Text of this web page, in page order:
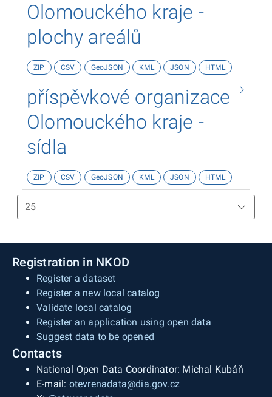
Olomouckého kraje -
plochy areálů
ZIP CSV GeoJSON KML JSON HTML
příspěvkové organizace
Olomouckého kraje -
sídla
ZIP CSV GeoJSON KML JSON HTML
Registration in NKOD
Register a dataset
Register a new local catalog
Validate local catalog
Register an application using open data
Suggest data to be opened
Contacts
National Open Data Coordinator: Michal Kubáň
E-mail: otevrenadata@dia.gov.cz